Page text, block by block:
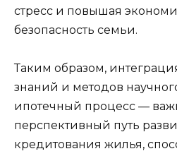
стресс и повышая
безопасность семьи.
Таким образом,
знаний и методов
ипотечный процесс —
перспективный путь
кредитования жилья,